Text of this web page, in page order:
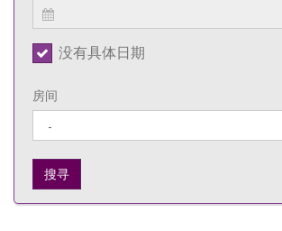
没有具体日期
房间
搜寻